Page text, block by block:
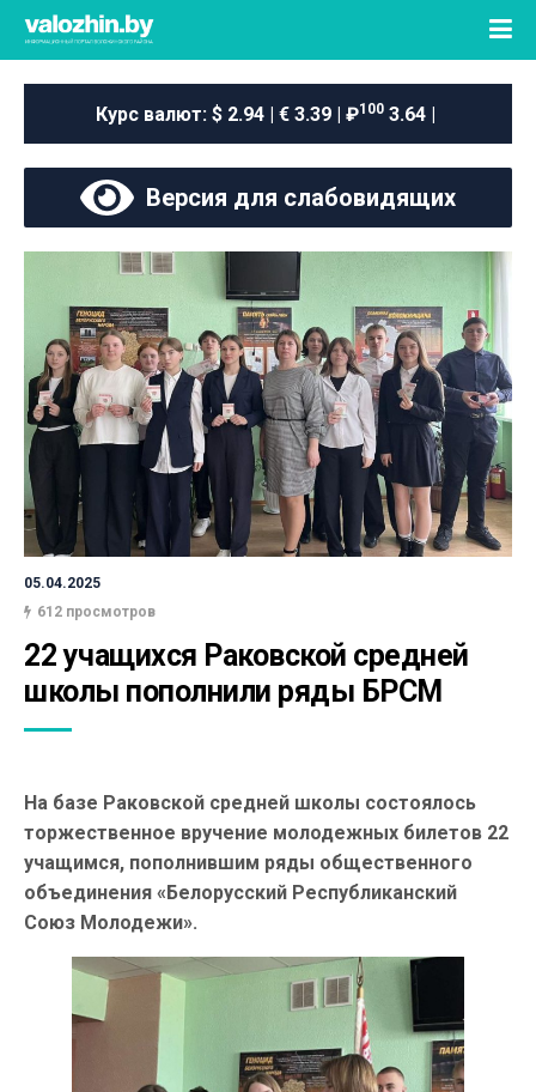
Курс валют: $ 2.94 | € 3.39 | ₽100 3.64 |
Версия для слабовидящих
05.04.2025
612 просмотров
22 учащихся Раковской средней
школы пополнили ряды БРСМ
На базе Раковской средней школы состоялось
торжественное вручение молодежных билетов 22
учащимся, пополнившим ряды общественного
объединения «Белорусский Республиканский
Союз Молодежи».